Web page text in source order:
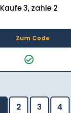
Kaufe 3, zahle 2
Zum Code
2 3 4